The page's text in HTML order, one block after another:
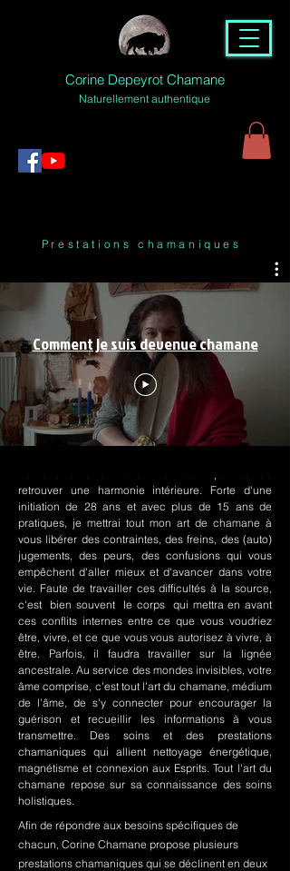
Corine Depeyrot Chamane
Naturellement authentique
Prestations chamaniques
Comment je suis devenue chamane
retrouver une harmonie intérieure. Forte d'une
initiation de 28 ans et avec plus de 15 ans de
pratiques, je mettrai tout mon art de chamane à
vous libérer des contraintes, des freins, des (auto)
jugements, des peurs, des confusions qui vous
empêchent d'aller mieux et d'avancer dans votre
vie. Faute de travailler ces difficultés à la source,
c'est bien souvent le corps qui mettra en avant
ces conflits internes entre ce que vous voudriez
être, vivre, et ce que vous vous autorisez à vivre, à
être. Parfois, il faudra travailler sur la lignée
ancestrale. Au service des mondes invisibles, votre
âme comprise, c'est tout l'art du chamane, médium
de l'âme, de s'y connecter pour encourager la
guérison et recueillir les informations à vous
transmettre. Des soins et des prestations
chamaniques qui allient nettoyage énergétique,
magnétisme et connexion aux Esprits. Tout l'art du
chamane repose sur sa connaissance des soins
holistiques.
Afin de répondre aux besoins spécifiques de
chacun, Corine Chamane propose plusieurs
prestations chamaniques qui se déclinent en deux